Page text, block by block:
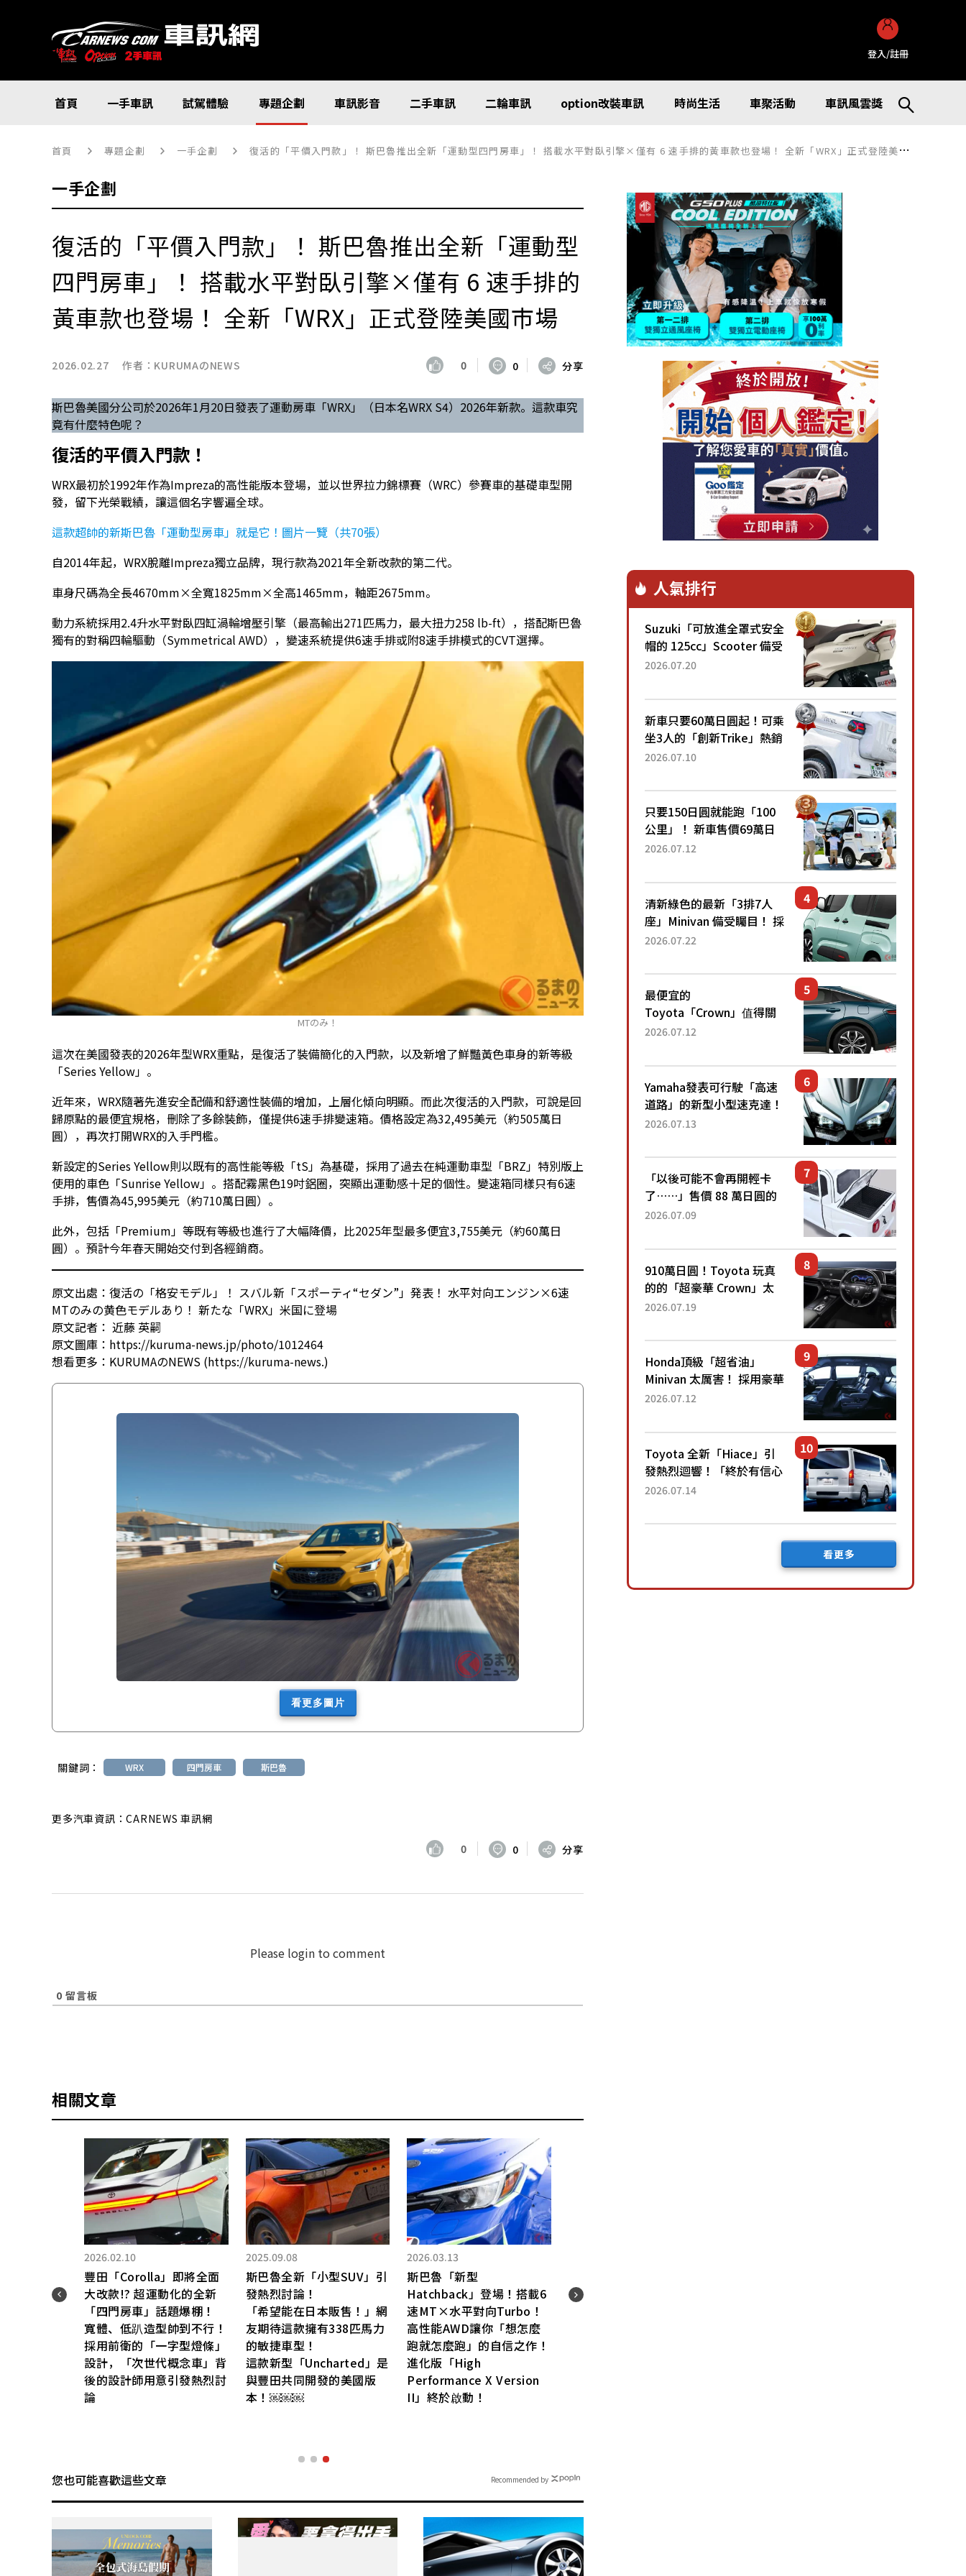
登入/註冊
首頁 一手車訊 試駕體驗 專題企劃 車訊影音 二手車訊 二輪車訊 option改裝車訊 時尚生活 車聚活動 車訊風雲獎
首頁 專題企劃 一手企劃 復活的「平價入門款」！ 斯巴魯推出全新「運動型四門房車」！ 搭載水平對臥引擎×僅有 6 速手排的黃車款也登場！ 全新「WRX」正式登陸美國市場
一手企劃
復活的「平價入門款」！ 斯巴魯推出全新「運動型
四門房車」！ 搭載水平對臥引擎×僅有 6 速手排的
黃車款也登場！ 全新「WRX」正式登陸美國市場
2026.02.27 作者： KURUMAのNEWS 0 0 分享
斯巴魯美國分公司於2026年1月20日發表了運動房車「WRX」（日本名WRX S4）2026年新款。這款車究
竟有什麼特色呢？
復活的平價入門款！
WRX最初於1992年作為Impreza的高性能版本登場，並以世界拉力錦標賽（WRC）參賽車的基礎車型開
發，留下光榮戰績，讓這個名字響遍全球。
這款超帥的新斯巴魯「運動型房車」就是它！圖片一覽（共70張）
自2014年起，WRX脫離Impreza獨立品牌，現行款為2021年全新改款的第二代。
車身尺碼為全長4670mm×全寬1825mm×全高1465mm，軸距2675mm。
動力系統採用2.4升水平對臥四缸渦輪增壓引擎（最高輸出271匹馬力，最大扭力258 lb-ft），搭配斯巴魯
獨有的對稱四輪驅動（Symmetrical AWD），變速系統提供6速手排或附8速手排模式的CVT選擇。
MTのみ！
這次在美國發表的2026年型WRX重點，是復活了裝備簡化的入門款，以及新增了鮮豔黃色車身的新等級
「Series Yellow」。
近年來，WRX隨著先進安全配備和舒適性裝備的增加，上層化傾向明顯。而此次復活的入門款，可說是回
歸原點的最便宜規格，刪除了多餘裝飾，僅提供6速手排變速箱。價格設定為32,495美元（約505萬日
圓），再次打開WRX的入手門檻。
新設定的Series Yellow則以既有的高性能等級「tS」為基礎，採用了過去在純運動車型「BRZ」特別版上
使用的車色「Sunrise Yellow」。搭配霧黑色19吋鋁圈，突顯出運動感十足的個性。變速箱同樣只有6速
手排，售價為45,995美元（約710萬日圓）。
此外，包括「Premium」等既有等級也進行了大幅降價，比2025年型最多便宜3,755美元（約60萬日
圓）。預計今年春天開始交付到各經銷商。
原文出處： 復活の「格安モデル」！ スバル新「スポーティ“セダン”」発表！ 水平対向エンジン×6速
MTのみの黄色モデルあり！ 新たな「WRX」米国に登場
原文記者： 近藤 英嗣
原文圖庫： https://kuruma-news.jp/photo/1012464
想看更多： KURUMAのNEWS (https://kuruma-news.)
看更多圖片
關鍵詞： WRX 四門房車 斯巴魯
更多汽車資訊：CARNEWS 車訊網
0 0 分享
Please login to comment
0 留言板
相關文章
2026.02.10
豐田「Corolla」即將全面
大改款!? 超運動化的全新
「四門房車」話題爆棚！
寬體、低趴造型帥到不行！
採用前衛的「一字型燈條」
設計，「次世代概念車」背
後的設計師用意引發熱烈討
論
2025.09.08
斯巴魯全新「小型SUV」引
發熱烈討論！
「希望能在日本販售！」網
友期待這款擁有338匹馬力
的敏捷車型！
這款新型「Uncharted」是
與豐田共同開發的美國版
本！￼￼￼
2026.03.13
斯巴魯「新型
Hatchback」登場！搭載6
速MT×水平對向Turbo！
高性能AWD讓你「想怎麼
跑就怎麼跑」的自信之作！
進化版「High
Performance X Version
II」終於啟動！
您也可能喜歡這些文章 Recommended by
人氣排行
Suzuki「可放進全罩式安全
帽的 125cc」Scooter 備受
矚目！採用全新流線設計與
已陸續開始出口的新款
「B...
2026.07.20
新車只要60萬日圓起！可乘
坐3人的「創新Trike」熱銷
大賣成為人氣車款！「養車
日圓就能跑100公里」「小
朋友坐得...
2026.07.10
只要150日圓就能跑「100
公里」！ 新車售價69萬日
圓的「3人座」Trike大受歡
為何能迅速熱賣？
2026.07.12
清新綠色的最新「3排7人
座」Minivan 備受矚目！ 採
用全長4.7公尺剛剛好的車
還推出467萬元日圓起的5
人座版...
2026.07.22
最便宜的
Toyota「Crown」值得關
注！ 搭載4WD、每公升
眼！ 配備豐富、超越售價
水準，堪稱高CP值代表的
「...
2026.07.12
Yamaha發表可行駛「高速
道路」的新型小型速克達！
搭載能享受超強勁「渦輪
高階「Super Sport」車款
相同的...
2026.07.13
「以後可能不會再開輕卡
了……」售價 88 萬日圓的
「超迷你輕型貨車」引發兩
100 公里！」「免驗車真的
太棒了！...
2026.07.09
910萬日圓！Toyota 玩真
的的「超豪華 Crown」太
厲害了！採用由「匠人技
運動化「底盤設定」！還配
備專屬豪華...
2026.07.19
Honda頂級「超省油」
Minivan 太厲害！ 採用豪華
「真皮座椅」與專屬「黑色
公里，兼具優異節能表現與
舒適「三...
2026.07.12
Toyota 全新「Hiace」引
發熱烈迴響！「終於有信心
下訂了！」「哪個等級交車
後竟然還要等「超過半年」
2026.07.14
看更多